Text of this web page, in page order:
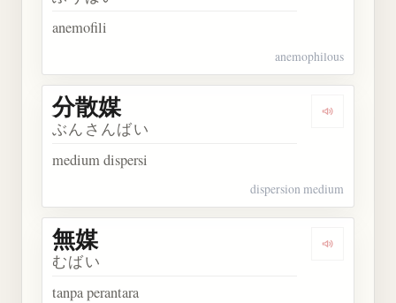
anemofili
anemophilous
Dengarkan
分散媒
ぶんさんばい
medium dispersi
dispersion medium
Dengarkan
無媒
むばい
tanpa perantara